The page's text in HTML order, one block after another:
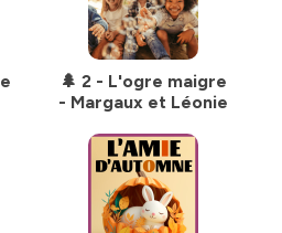
🌲 2 - L'ogre maigre
- Margaux et Léonie